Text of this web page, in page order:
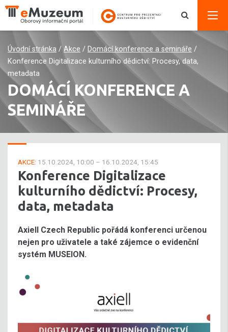
Úvodní stránka / Akce / Domácí konference a semináře /
Konference Digitalizace kulturního dědictví: Procesy, data,
metadata
DOMÁCÍ KONFERENCE A
SEMINÁŘE
AKCE: 15.10.2024, 10:00 – 16.10.2024, 15:45
Konference Digitalizace
kulturního dědictví: Procesy,
data, metadata
Axiell Czech Republic pořádá konferenci určenou
nejen pro uživatele a také zájemce o evidenční
systém MUSEION.